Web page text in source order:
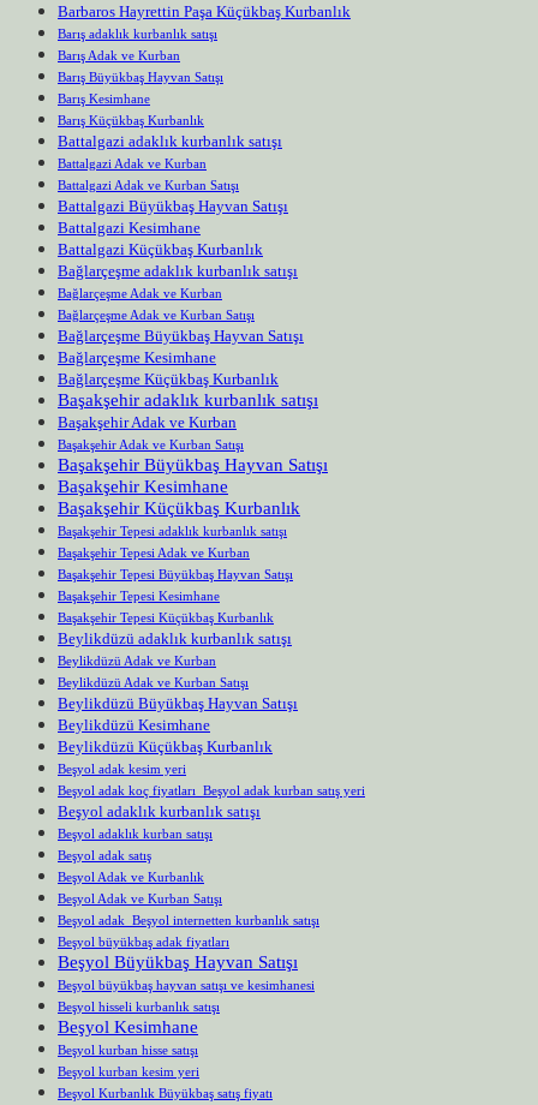
Barbaros Hayrettin Paşa Küçükbaş Kurbanlık
Barış adaklık kurbanlık satışı
Barış Adak ve Kurban
Barış Büyükbaş Hayvan Satışı
Barış Kesimhane
Barış Küçükbaş Kurbanlık
Battalgazi adaklık kurbanlık satışı
Battalgazi Adak ve Kurban
Battalgazi Adak ve Kurban Satışı
Battalgazi Büyükbaş Hayvan Satışı
Battalgazi Kesimhane
Battalgazi Küçükbaş Kurbanlık
Bağlarçeşme adaklık kurbanlık satışı
Bağlarçeşme Adak ve Kurban
Bağlarçeşme Adak ve Kurban Satışı
Bağlarçeşme Büyükbaş Hayvan Satışı
Bağlarçeşme Kesimhane
Bağlarçeşme Küçükbaş Kurbanlık
Başakşehir adaklık kurbanlık satışı
Başakşehir Adak ve Kurban
Başakşehir Adak ve Kurban Satışı
Başakşehir Büyükbaş Hayvan Satışı
Başakşehir Kesimhane
Başakşehir Küçükbaş Kurbanlık
Başakşehir Tepesi adaklık kurbanlık satışı
Başakşehir Tepesi Adak ve Kurban
Başakşehir Tepesi Büyükbaş Hayvan Satışı
Başakşehir Tepesi Kesimhane
Başakşehir Tepesi Küçükbaş Kurbanlık
Beylikdüzü adaklık kurbanlık satışı
Beylikdüzü Adak ve Kurban
Beylikdüzü Adak ve Kurban Satışı
Beylikdüzü Büyükbaş Hayvan Satışı
Beylikdüzü Kesimhane
Beylikdüzü Küçükbaş Kurbanlık
Beşyol adak kesim yeri
Beşyol adak koç fiyatları Beşyol adak kurban satış yeri
Beşyol adaklık kurbanlık satışı
Beşyol adaklık kurban satışı
Beşyol adak satış
Beşyol Adak ve Kurbanlık
Beşyol Adak ve Kurban Satışı
Beşyol adak Beşyol internetten kurbanlık satışı
Beşyol büyükbaş adak fiyatları
Beşyol Büyükbaş Hayvan Satışı
Beşyol büyükbaş hayvan satışı ve kesimhanesi
Beşyol hisseli kurbanlık satışı
Beşyol Kesimhane
Beşyol kurban hisse satışı
Beşyol kurban kesim yeri
Beşyol Kurbanlık Büyükbaş satış fiyatı